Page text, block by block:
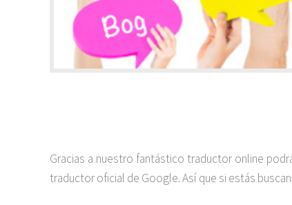
Gracias a nuestro fantástico traductor online
traductor oficial de Google. Así que si estás